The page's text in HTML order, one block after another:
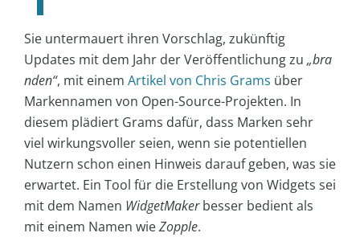
Sie untermauert ihren Vorschlag, zukünftig
Updates mit dem Jahr der Veröffentlichung zu „bra
nden“, mit einem Artikel von Chris Grams über
Markennamen von Open-Source-Projekten. In
diesem plädiert Grams dafür, dass Marken sehr
viel wirkungsvoller seien, wenn sie potentiellen
Nutzern schon einen Hinweis darauf geben, was sie
erwartet. Ein Tool für die Erstellung von Widgets sei
mit dem Namen WidgetMakerbesser bedient als
mit einem Namen wieZopple.